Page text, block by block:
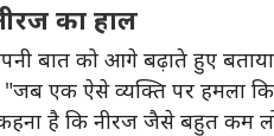
का हाल
बात को आगे बढ़ाते हुए
"जब एक ऐसे व्यक्ति पर हमला
है कि नीरज जैसे बहुत कम